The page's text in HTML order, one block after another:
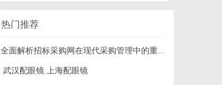
热门推荐
全面解析招标采购网在现代采购管理中的重要作用与应用
武汉配眼镜 上海配眼镜